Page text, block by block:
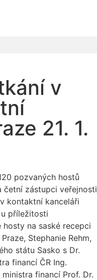
v
21. 1.
pozvaných hostů
zástupci veřejnosti
kontaktní kanceláři
příležitosti
hosty na saské recepci
Stephanie Rehm,
státu Sasko s Dr.
financí ČR Ing.
financí Prof. Dr.